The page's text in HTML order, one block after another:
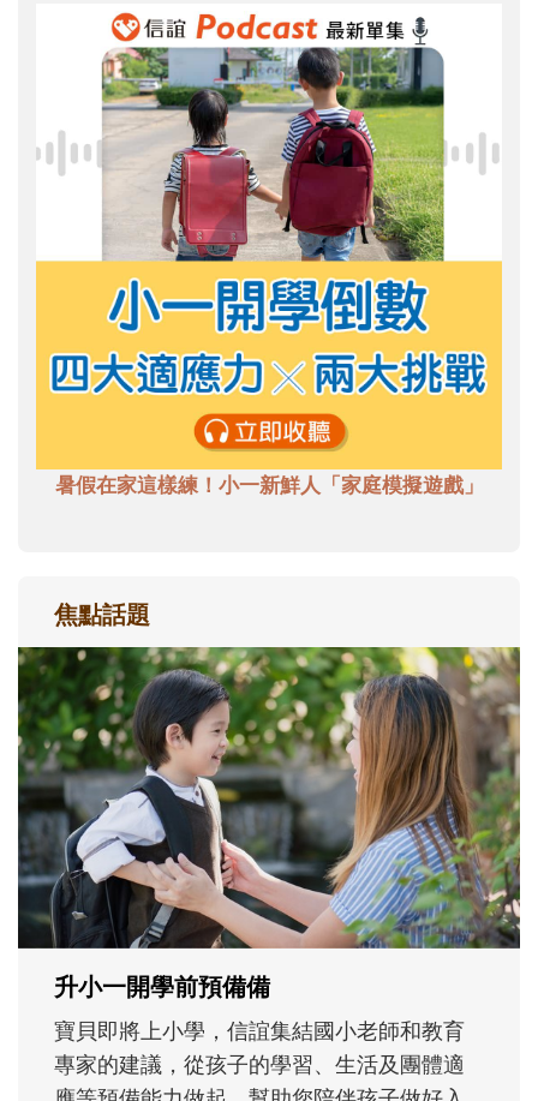
暑假在家這樣練！小一新鮮人「家庭模擬遊戲」
焦點話題
每到夏天 我要去海邊~ 和孩子玩「水」
消暑趣！
每到夏天，孩子最期待的就是玩水了！不論
在家玩、到泳池練習，或去海邊踏浪尋寶，
都是消暑放電、刺激五感的好機會。不妨從
親水準備和戲水安全開始，陪孩子玩得開心
也安心，解鎖一個清涼、有趣又能長知識的